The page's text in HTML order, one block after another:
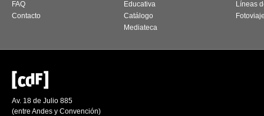
FAQ
Contacto
Educativa
Catálogo
Mediateca
Líneas
Av. 18 de Julio 885
(entre Andes y Convención)